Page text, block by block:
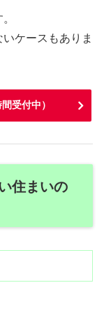
ケースもありま
受付中）
住まいの